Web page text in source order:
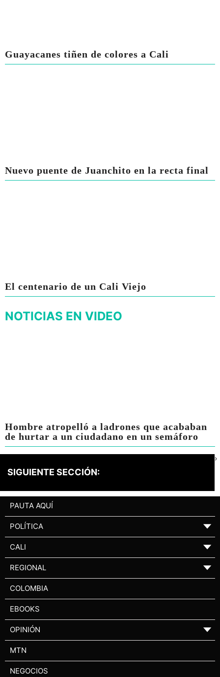
Guayacanes tiñen de colores a Cali
Nuevo puente de Juanchito en la recta final
El centenario de un Cali Viejo
NOTICIAS EN VIDEO
Hombre atropelló a ladrones que acababan
de hurtar a un ciudadano en un semáforo
SIGUIENTE SECCIÓN:
›
PAUTA AQUÍ
POLÍTICA ▼
CALI ▼
REGIONAL ▼
COLOMBIA
EBOOKS
OPINIÓN ▼
MTN
NEGOCIOS